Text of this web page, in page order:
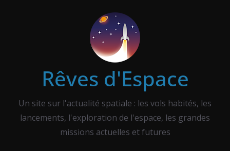
Rêves d'Espace
Un site sur l'actualité spatiale : les vols habités, les
lancements, l'exploration de l'espace, les grandes
missions actuelles et futures